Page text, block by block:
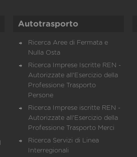
Autotrasporto
Ricerca Aree di Fermata e
Nulla Osta
Ricerca Imprese Iscritte REN -
Autorizzate all'Esercizio della
Professione Trasporto
Persone
Ricerca Imprese iscritte REN -
Autorizzate all'Esercizio della
Professione Trasporto Merci
Ricerca Servizi di Linea
Interregionali